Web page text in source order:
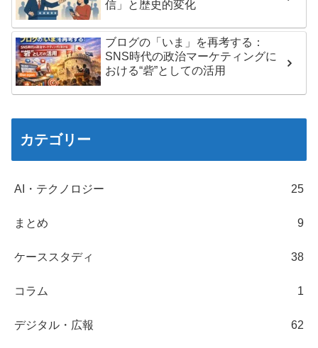
信」と歴史的変化
ブログの「いま」を再考する：
SNS時代の政治マーケティングに
おける“砦”としての活用
カテゴリー
AI・テクノロジー 25
まとめ 9
ケーススタディ 38
コラム 1
デジタル・広報 62